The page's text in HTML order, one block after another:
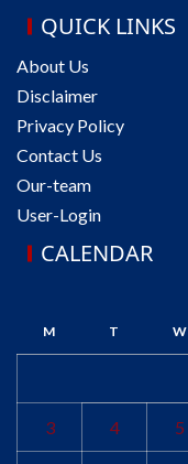
QUICK LINKS
About Us
Disclaimer
Privacy Policy
Contact Us
Our-team
User-Login
CALENDAR
M T W
3 4 5